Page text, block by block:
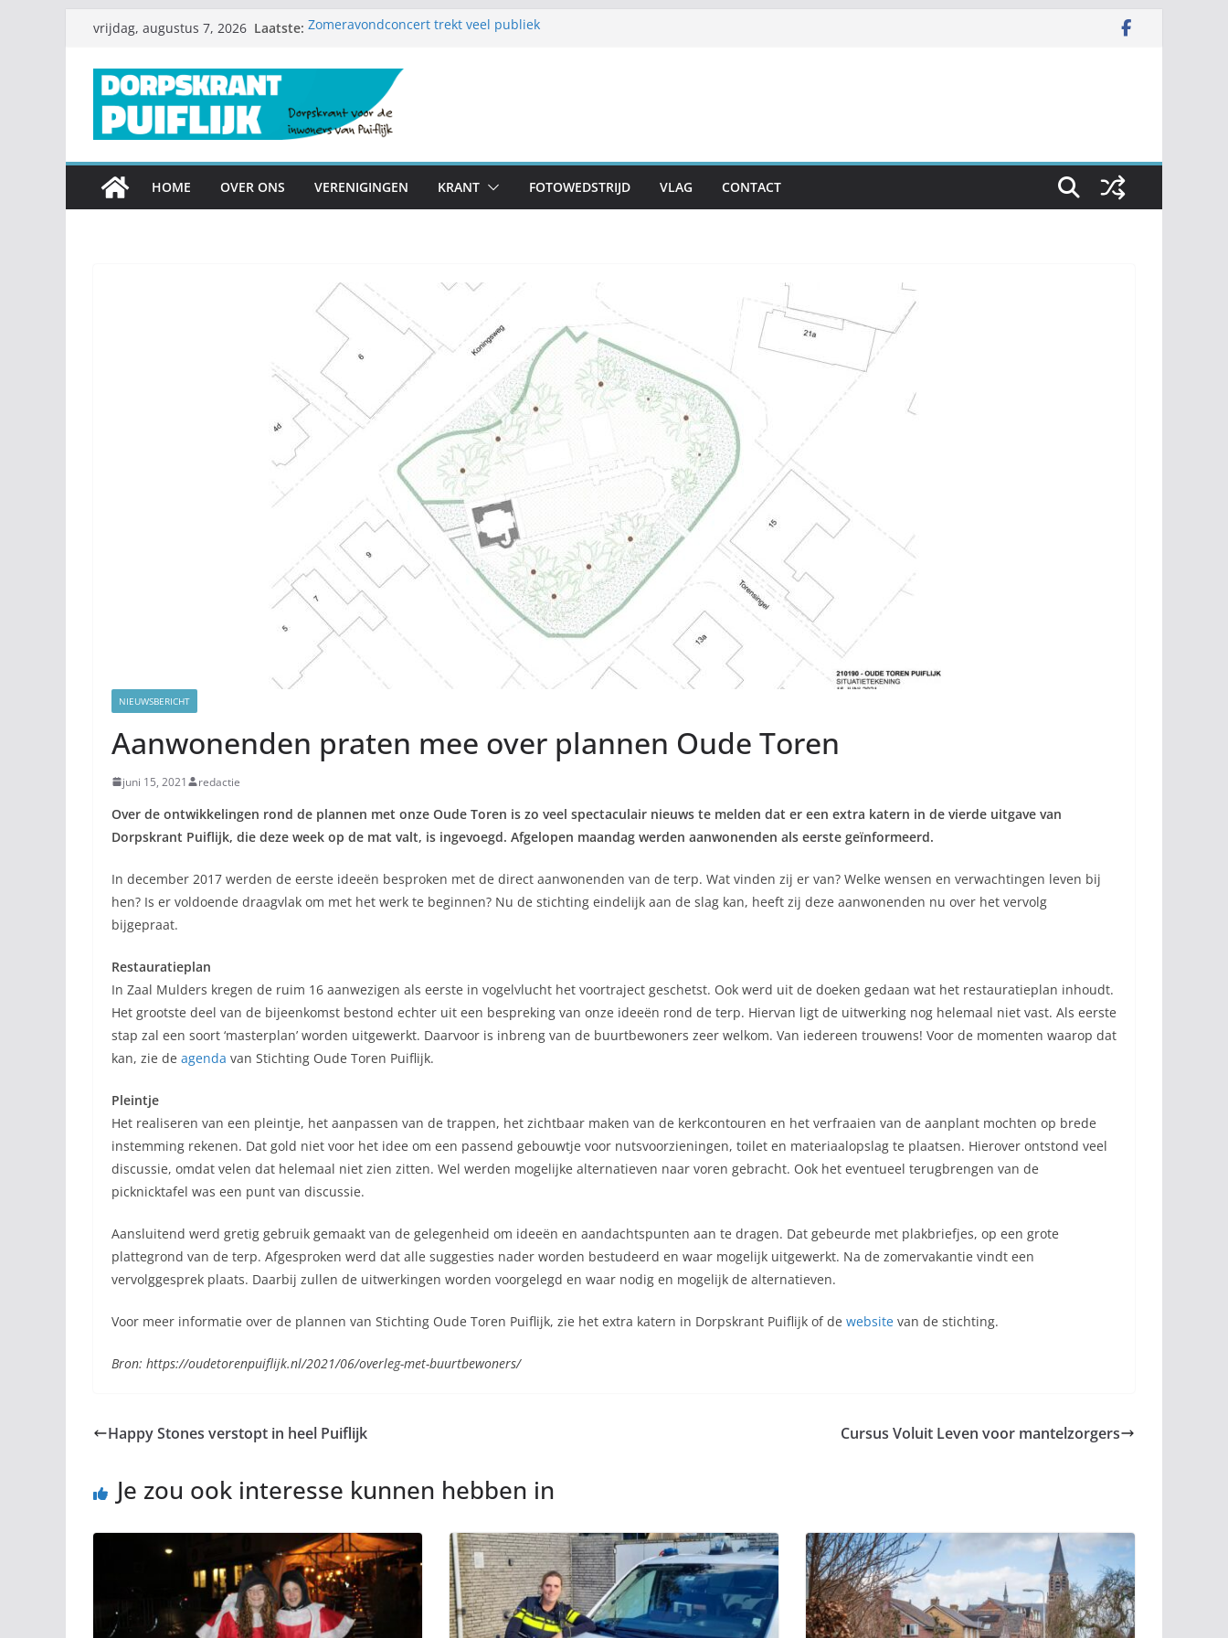
inhoud
vrijdag, augustus 7, 2026 Laatste: Zomeravondconcert trekt veel publiek
Nieuwe speeltoestellen op schoolplein ’t Geerke
Garagesale klaar voor zondag: meer dan 80 adressen doen
mee
HOME OVER ONS VERENIGINGEN KRANT FOTOWEDSTRIJD VLAG CONTACT
NIEUWSBERICHT
Aanwonenden praten mee over plannen Oude Toren
juni 15, 2021 redactie
Over de ontwikkelingen rond de plannen met onze Oude Toren is zo veel spectaculair nieuws te melden dat er een extra katern in de vierde uitgave van
Dorpskrant Puiflijk, die deze week op de mat valt, is ingevoegd. Afgelopen maandag werden aanwonenden als eerste geïnformeerd.
In december 2017 werden de eerste ideeën besproken met de direct aanwonenden van de terp. Wat vinden zij er van? Welke wensen en verwachtingen leven bij
hen? Is er voldoende draagvlak om met het werk te beginnen? Nu de stichting eindelijk aan de slag kan, heeft zij deze aanwonenden nu over het vervolg
bijgepraat.
Restauratieplan
In Zaal Mulders kregen de ruim 16 aanwezigen als eerste in vogelvlucht het voortraject geschetst. Ook werd uit de doeken gedaan wat het restauratieplan inhoudt.
Het grootste deel van de bijeenkomst bestond echter uit een bespreking van onze ideeën rond de terp. Hiervan ligt de uitwerking nog helemaal niet vast. Als eerste
stap zal een soort ‘masterplan’ worden uitgewerkt. Daarvoor is inbreng van de buurtbewoners zeer welkom. Van iedereen trouwens! Voor de momenten waarop dat
kan, zie de agenda van Stichting Oude Toren Puiflijk.
Pleintje
Het realiseren van een pleintje, het aanpassen van de trappen, het zichtbaar maken van de kerkcontouren en het verfraaien van de aanplant mochten op brede
instemming rekenen. Dat gold niet voor het idee om een passend gebouwtje voor nutsvoorzieningen, toilet en materiaalopslag te plaatsen. Hierover ontstond veel
discussie, omdat velen dat helemaal niet zien zitten. Wel werden mogelijke alternatieven naar voren gebracht. Ook het eventueel terugbrengen van de
picknicktafel was een punt van discussie.
Aansluitend werd gretig gebruik gemaakt van de gelegenheid om ideeën en aandachtspunten aan te dragen. Dat gebeurde met plakbriefjes, op een grote
plattegrond van de terp. Afgesproken werd dat alle suggesties nader worden bestudeerd en waar mogelijk uitgewerkt. Na de zomervakantie vindt een
vervolggesprek plaats. Daarbij zullen de uitwerkingen worden voorgelegd en waar nodig en mogelijk de alternatieven.
Voor meer informatie over de plannen van Stichting Oude Toren Puiflijk, zie het extra katern in Dorpskrant Puiflijk of de website van de stichting.
Bron: https://oudetorenpuiflijk.nl/2021/06/overleg-met-buurtbewoners/
Happy Stones verstopt in heel Puiflijk Cursus Voluit Leven voor mantelzorgers
Je zou ook interesse kunnen hebben in